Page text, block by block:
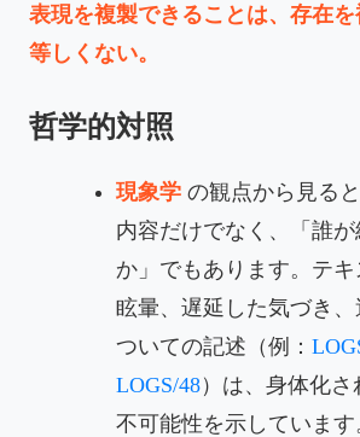
表現を複製できることは、存在
等しくない。
哲学的対照
現象学 の観点から見る
内容だけでなく、「誰
か」でもあります。テキ
眩暈、遅延した気づき
ついての記述（例：
LOGS/48）は、身体化
不可能性を示しています